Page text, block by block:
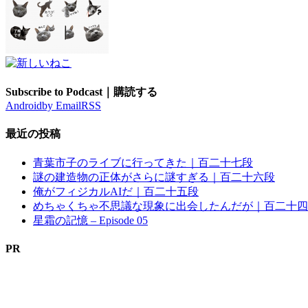
Subscribe to Podcast｜購読する
Androidby EmailRSS
最近の投稿
青葉市子のライブに行ってきた｜百二十七段
謎の建造物の正体がさらに謎すぎる｜百二十六段
俺がフィジカルAIだ｜百二十五段
めちゃくちゃ不思議な現象に出会したんだが｜百二十
星霜の記憶 – Episode 05
PR